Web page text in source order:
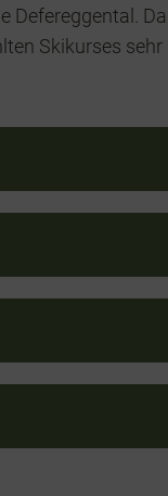
Skikurses sehr